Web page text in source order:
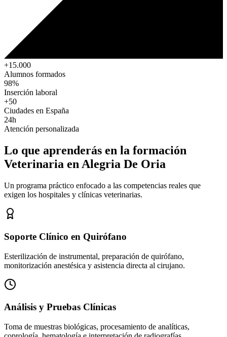
+15.000
Alumnos formados
98%
Inserción laboral
+50
Ciudades en España
24h
Atención personalizada
Lo que aprenderás en la formación
Veterinaria en Alegria De Oria
Un programa práctico enfocado a las competencias reales que
exigen los hospitales y clínicas veterinarias.
Soporte Clínico en Quirófano
Esterilización de instrumental, preparación de quirófano,
monitorización anestésica y asistencia directa al cirujano.
Análisis y Pruebas Clínicas
Toma de muestras biológicas, procesamiento de analíticas,